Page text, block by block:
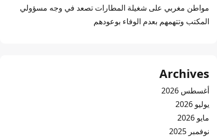
مواطن مغربي على شغيلة المطارات تصعد في وجه مسؤولي
المكتب وتتهمهم بعدم الوفاء بوعودهم
Archives
أغسطس 2026
يوليو 2026
مايو 2026
نوفمبر 2025